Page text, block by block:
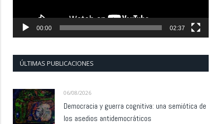
00:00 02:37
ÚLTIMAS PUBLICACIONES
06/08/2026
Democracia y guerra cognitiva: una semiótica de
los asedios antidemocráticos